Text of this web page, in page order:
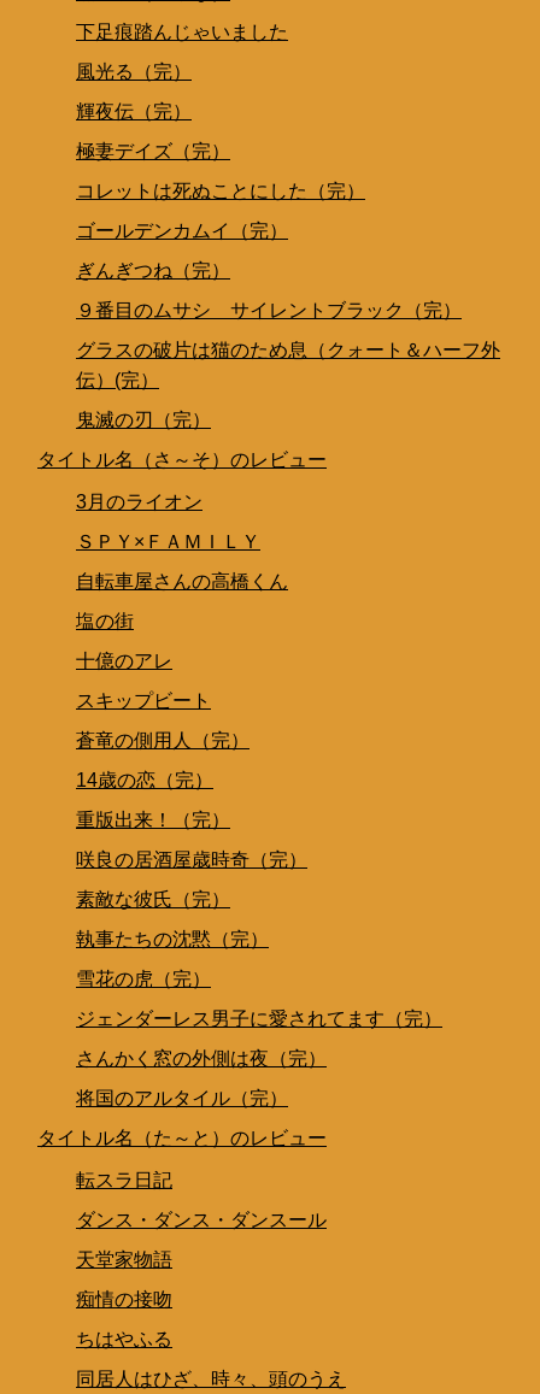
下足痕踏んじゃいました
風光る（完）
輝夜伝（完）
極妻デイズ（完）
コレットは死ぬことにした（完）
ゴールデンカムイ（完）
ぎんぎつね（完）
９番目のムサシ サイレントブラック（完）
グラスの破片は猫のため息（クォート＆ハーフ外
伝）(完）
鬼滅の刃（完）
タイトル名（さ～そ）のレビュー
3月のライオン
ＳＰＹ×ＦＡＭＩＬＹ
自転車屋さんの高橋くん
塩の街
十億のアレ
スキップビート
蒼竜の側用人（完）
14歳の恋（完）
重版出来！（完）
咲良の居酒屋歳時奇（完）
素敵な彼氏（完）
執事たちの沈黙（完）
雪花の虎（完）
ジェンダーレス男子に愛されてます（完）
さんかく窓の外側は夜（完）
将国のアルタイル（完）
タイトル名（た～と）のレビュー
転スラ日記
ダンス・ダンス・ダンスール
天堂家物語
痴情の接吻
ちはやふる
同居人はひざ、時々、頭のうえ